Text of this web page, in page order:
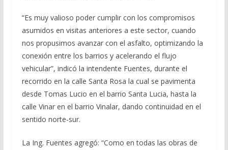
“Es muy valioso poder cumplir con los compromisos
asumidos en visitas anteriores a este sector, cuando
nos propusimos avanzar con el asfalto, optimizando la
conexión entre los barrios y acelerando el flujo
vehicular”, indicó la intendente Fuentes, durante el
recorrido en la calle Santa Rosa la cual se pavimenta
desde Tomas Lucio en el barrio Santa Lucia, hasta la
calle Vinar en el barrio Vinalar, dando continuidad en el
sentido norte-sur.
La Ing. Fuentes agregó: “Como en todas las obras de